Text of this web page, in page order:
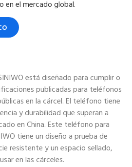
en el mercado global.
está diseñado para cumplir o
publicadas para teléfonos
en la cárcel. El teléfono tiene
y durabilidad que superan a
en China. Este teléfono para
tiene un diseño a prueba de
resistente y un espacio sellado,
en las cárceles.